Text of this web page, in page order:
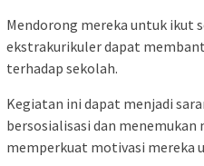
Mendorong mereka untuk ikut
ekstrakurikuler dapat
terhadap sekolah.
Kegiatan ini dapat menjadi
bersosialisasi dan menemukan
memperkuat motivasi mereka